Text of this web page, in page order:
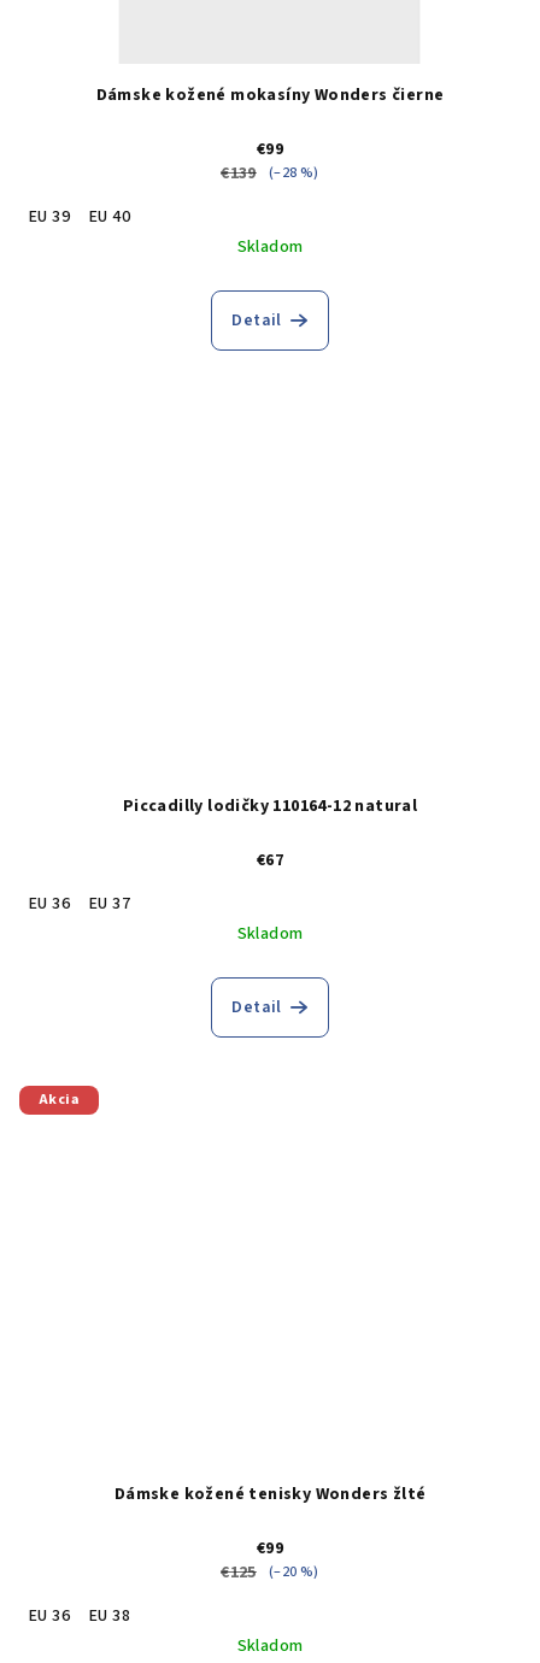
Dámske kožené mokasíny Wonders čierne
€99
€139 (–28 %)
EU 39
EU 40
Skladom
Detail
Piccadilly lodičky 110164-12 natural
€67
EU 36
EU 37
Skladom
Detail
Akcia
Dámske kožené tenisky Wonders žlté
€99
€125 (–20 %)
EU 36
EU 38
Skladom